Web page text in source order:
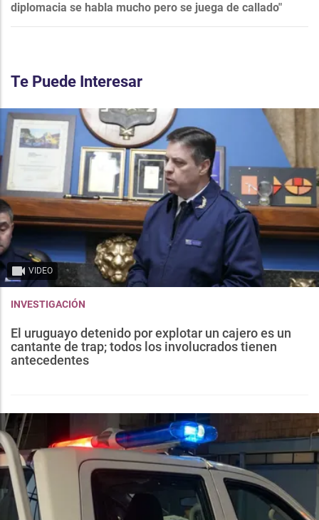
diplomacia se habla mucho pero se juega de callado"
Te Puede Interesar
VIDEO
INVESTIGACIÓN
El uruguayo detenido por explotar un cajero es un
cantante de trap; todos los involucrados tienen
antecedentes